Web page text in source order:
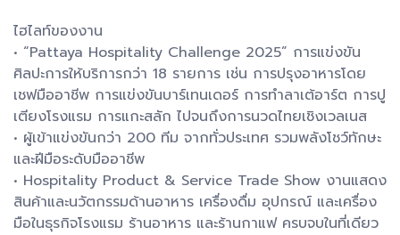
ไฮไลท์ของงาน
• “Pattaya Hospitality Challenge 2025” การแข่งขัน
ศิลปะการให้บริการกว่า 18 รายการ เช่น การปรุงอาหารโดย
เชฟมืออาชีพ การแข่งขันบาร์เทนเดอร์ การทำลาเต้อาร์ต การปู
เตียงโรงแรม การแกะสลัก ไปจนถึงการนวดไทยเชิงเวลเนส
• ผู้เข้าแข่งขันกว่า 200 ทีม จากทั่วประเทศ รวมพลังโชว์ทักษะ
และฝีมือระดับมืออาชีพ
• Hospitality Product & Service Trade Show งานแสดง
สินค้าและนวัตกรรมด้านอาหาร เครื่องดื่ม อุปกรณ์ และเครื่อง
มือในธุรกิจโรงแรม ร้านอาหาร และร้านกาแฟ ครบจบในที่เดียว